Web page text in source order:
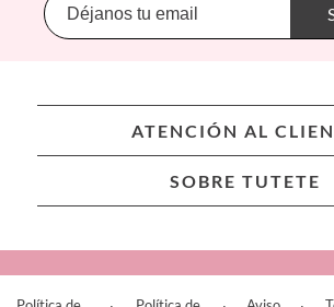
Banwood
BIBS
Cristina de Jos'h
ATENCIÓN AL
SOBRE TUTETE